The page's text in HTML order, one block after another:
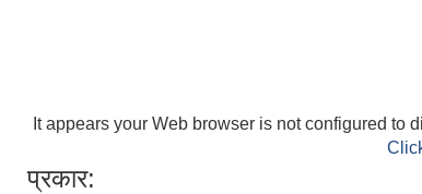
It appears your Web browser is not configured to
प्रकार: